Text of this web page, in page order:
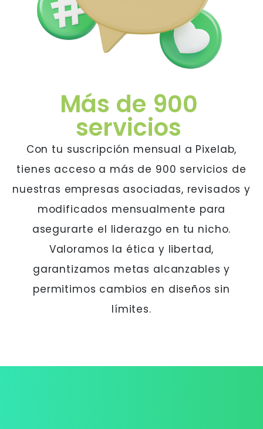
Más de 900
servicios
Con tu suscripción mensual a Pixelab,
tienes acceso a más de 900 servicios de
nuestras empresas asociadas, revisados y
modificados mensualmente para
asegurarte el liderazgo en tu nicho.
Valoramos la ética y libertad,
garantizamos metas alcanzables y
permitimos cambios en diseños sin
límites.